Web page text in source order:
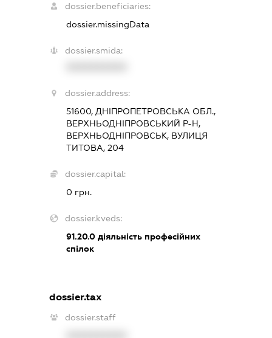
dossier.beneficiaries:
dossier.missingData
dossier.smida:
dossier.address:
51600, ДНІПРОПЕТРОВСЬКА ОБЛ.,
ВЕРХНЬОДНІПРОВСЬКИЙ Р-Н,
ВЕРХНЬОДНІПРОВСЬК, ВУЛИЦЯ
ТИТОВА, 204
dossier.capital:
0 грн.
dossier.kveds:
91.20.0діяльність професійних
спілок
dossier.tax
dossier.staff